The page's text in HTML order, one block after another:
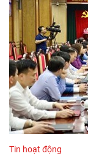
Tin hoạt động